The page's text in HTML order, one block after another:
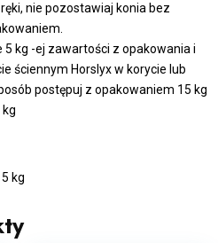
nie pozostawiaj konia bez
kg -ej zawartości z opakowania i
ściennym Horslyx w korycie lub
postępuj z opakowaniem 15 kg
kg